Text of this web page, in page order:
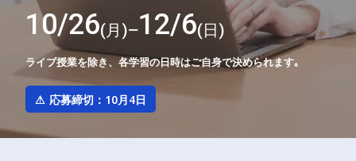
10/26(月)ー12/6(日)
ライブ授業を除き、各学習の日時はご自身で決められます｡
⚠ 応募締切： 10月4日